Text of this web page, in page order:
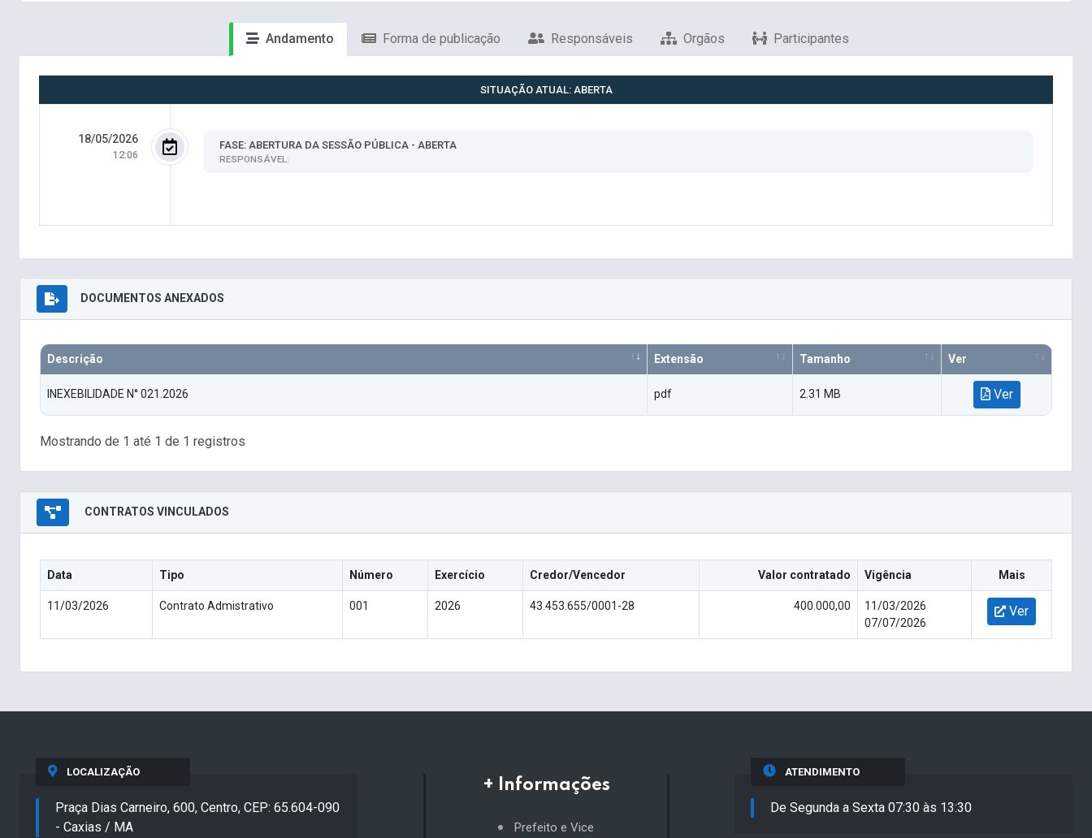
Andamento Forma de publicação Responsáveis Orgãos Participantes
SITUAÇÃO ATUAL: ABERTA
18/05/2026
12:06
FASE: ABERTURA DA SESSÃO PÚBLICA - ABERTA
RESPONSÁVEL:
DOCUMENTOS ANEXADOS
Descrição Extensão Tamanho Ver
INEXEBILIDADE N° 021.2026 pdf 2.31 MB Ver
Mostrando de 1 até 1 de 1 registros
CONTRATOS VINCULADOS
Data Tipo Número Exercício Credor/Vencedor Valor contratado Vigência Mais
11/03/2026 Contrato Admistrativo 001 2026 43.453.655/0001-28 400.000,00
11/03/2026
07/07/2026
Ver
LOCALIZAÇÃO
Praça Dias Carneiro, 600, Centro, CEP: 65.604-090
- Caxias / MA
+ Informações
Prefeito e Vice
ATENDIMENTO
De Segunda a Sexta 07:30 às 13:30